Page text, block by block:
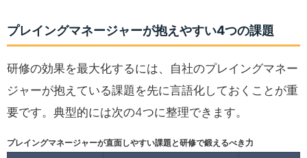
プレイングマネージャーが抱えやすい4つの課題
研修の効果を最大化するには、自社のプレイングマネー
ジャーが抱えている課題を先に言語化しておくことが重
要です。典型的には次の4つに整理できます。
プレイングマネージャーが直面しやすい課題と研修で鍛えるべき力